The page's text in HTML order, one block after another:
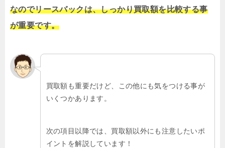
なのでリースバックは、しっかり買取額を比較する事
が重要です。
買取額も重要だけど、この他にも気をつける事が
いくつかあります。
次の項目以降では、買取額以外にも注意したいポ
イントを解説しています！